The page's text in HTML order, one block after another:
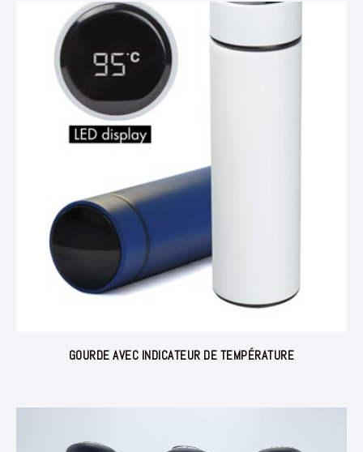
GOURDE AVEC INDICATEUR DE TEMPÉRATURE